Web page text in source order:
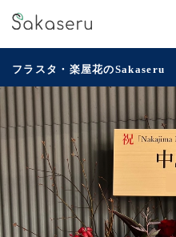
フラスタ・楽屋花のSakaseru